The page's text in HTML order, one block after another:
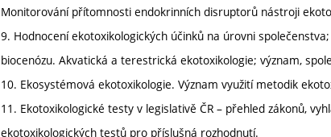
Monitorování přítomnosti endokrinních disruptorů nástroji
9. Hodnocení ekotoxikologických účinků na úrovni
biocenózu. Akvatická a terestrická ekotoxikologie; význam,
10. Ekosystémová ekotoxikologie. Význam využití metodik
11. Ekotoxikologické testy v legislativě ČR – přehled zákonů,
ekotoxikologických testů pro příslušná rozhodnutí.